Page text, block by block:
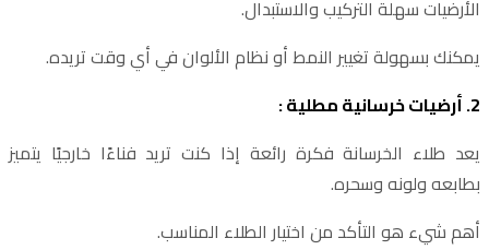
الأرضيات سهلة التركيب والاستبدال.
يمكنك بسهولة تغيير النمط أو نظام الألوان في أي وقت تريده.
2. أرضيات خرسانية مطلية :
يعد طلاء الخرسانة فكرة رائعة إذا كنت تريد فناءًا خارجيًا يتميز
بطابعه ولونه وسحره.
أهم شيء هو التأكد من اختيار الطلاء المناسب.